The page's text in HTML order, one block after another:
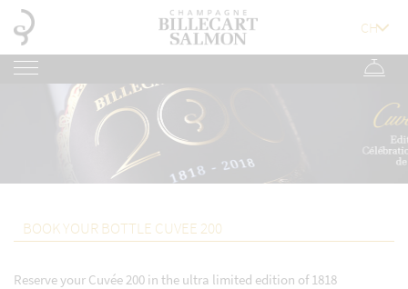
BOOK YOUR BOTTLE CUVEE 200
Reserve your Cuvée 200 in the ultra limited edition of 1818